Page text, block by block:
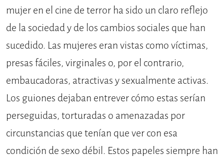
mujer en el cine de terror ha sido un claro reflejo
de la sociedad y de los cambios sociales que han
sucedido. Las mujeres eran vistas como víctimas,
presas fáciles, virginales o, por el contrario,
embaucadoras, atractivas y sexualmente activas.
Los guiones dejaban entrever cómo estas serían
perseguidas, torturadas o amenazadas por
circunstancias que tenían que ver con esa
condición de sexo débil. Estos papeles siempre han